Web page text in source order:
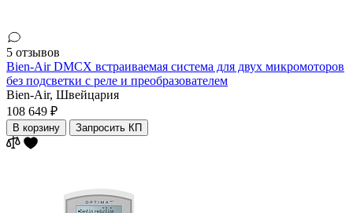
5 отзывов
Bien-Air DMCX встраиваемая система для двух микромоторов
без подсветки с реле и преобразователем
Bien-Air, Швейцария
108 649 ₽
В корзину Запросить КП